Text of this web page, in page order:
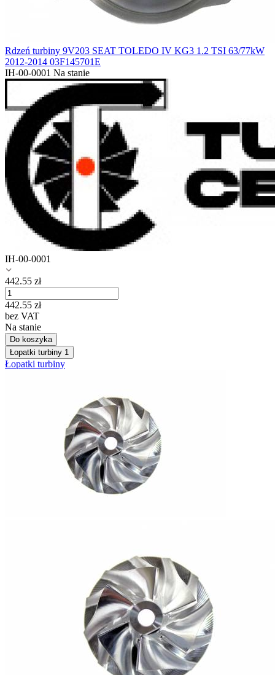
Rdzeń turbiny 9V203 SEAT TOLEDO IV KG3 1.2 TSI 63/77kW
2012-2014 03F145701E
IH-00-0001 Na stanie
IH-00-0001
442.55 zł
442.55 zł
bez VAT
Na stanie
Do koszyka
Łopatki turbiny 1
Łopatki turbiny